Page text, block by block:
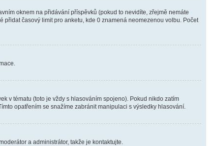
oknem na přidávání příspěvků (pokud to nevidíte, zřejmě nemáte
přidat časový limit pro anketu, kde 0 znamená neomezenou volbu. Počet
v tématu (toto je vždy s hlasováním spojeno). Pokud nikdo zatím
opatřením se snažíme zabránit manipulaci s výsledky hlasování.
a administrátor, takže je kontaktujte.